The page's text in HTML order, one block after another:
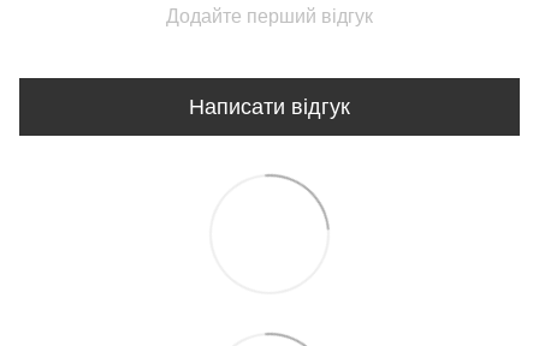
Додайте перший відгук
Написати відгук